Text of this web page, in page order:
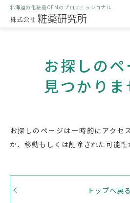
北海道の化粧品OEMのプロフェッショナル
当社の特徴
研究・開発の取り組み
製品化までの流れ
会社案内
お探しのペ
見つかりま
お探しのページは一時的にアクセ
か、移動もしくは削除された可能性
トップへ戻る